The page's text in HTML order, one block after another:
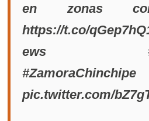
en zonas
https://t.co/
ews
#ZamoraChinchipe
pic.twitter.com/